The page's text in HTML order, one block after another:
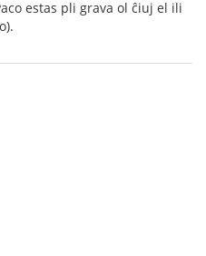
estas pli grava ol ĉiuj el ili